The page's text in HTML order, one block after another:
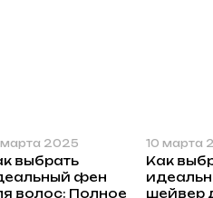
марта 2025
выбрать
фен
волос: Полное
10 марта
Как
шейвер